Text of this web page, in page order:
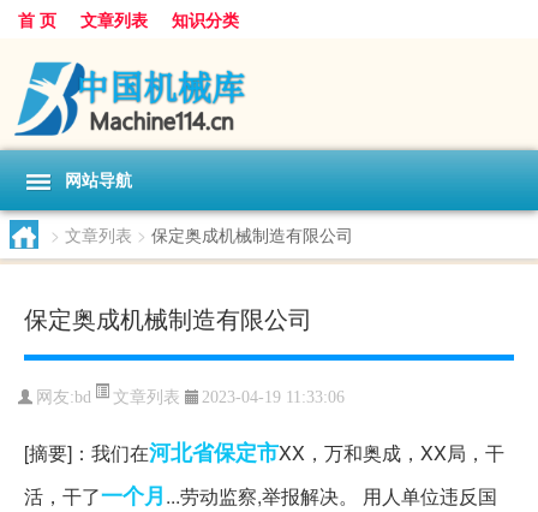
首 页 文章列表 知识分类
网站导航
> 文章列表 > 保定奥成机械制造有限公司
保定奥成机械制造有限公司
网友:bd 文章列表 2023-04-19 11:33:06
[摘要]：我们在河北省保定市XX，万和奥成，XX局，干
活，干了一个月...劳动监察,举报解决。 用人单位违反国